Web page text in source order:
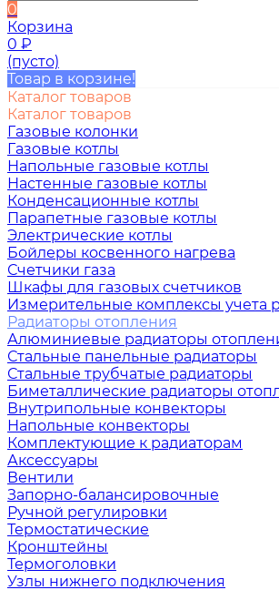
0
Корзина
0 ₽
(пусто)
Товар в корзине!
Каталог товаров
Каталог товаров
Газовые колонки
Газовые котлы
Напольные газовые котлы
Настенные газовые котлы
Конденсационные котлы
Парапетные газовые котлы
Электрические котлы
Бойлеры косвенного нагрева
Счетчики газа
Шкафы для газовых счетчиков
Измерительные комплексы учета
Радиаторы отопления
Алюминиевые радиаторы
Стальные панельные радиаторы
Стальные трубчатые радиаторы
Биметаллические радиаторы
Внутрипольные конвекторы
Напольные конвекторы
Комплектующие к радиаторам
Аксессуары
Вентили
Запорно-балансировочные
Ручной регулировки
Термостатические
Кронштейны
Термоголовки
Узлы нижнего подключения